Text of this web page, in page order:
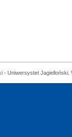
- Uniwersystet